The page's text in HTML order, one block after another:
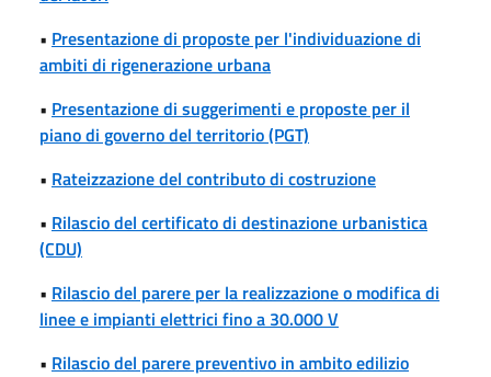
• Presentazione di proposte per l'individuazione di
ambiti di rigenerazione urbana
• Presentazione di suggerimenti e proposte per il
piano di governo del territorio (PGT)
• Rateizzazione del contributo di costruzione
• Rilascio del certificato di destinazione urbanistica
(CDU)
• Rilascio del parere per la realizzazione o modifica di
linee e impianti elettrici fino a 30.000 V
• Rilascio del parere preventivo in ambito edilizio